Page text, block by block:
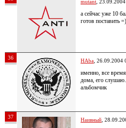
mutant ,
а сейчас уже 10
готов поставить
36 HAba , 26.09.2004
именно, все
дома, его
альбомчик
37 Наивный ,